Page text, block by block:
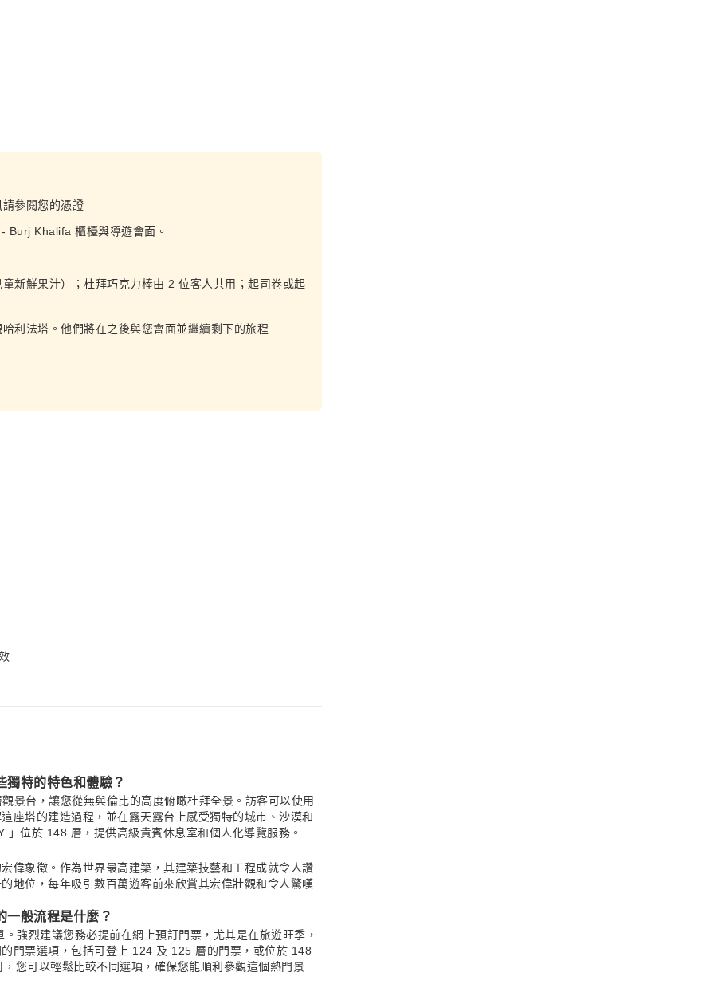
參閱您的憑證
Burj Khalifa 櫃檯與導遊會面。
新鮮果汁）；杜拜巧克力棒由 2 位客人共用；起司卷或起
利法塔。他們將在之後與您會面並繼續剩下的旅程
特的特色和體驗？
景台，讓您從無與倫比的高度俯瞰杜拜全景。訪客可以使用
座塔的建造過程，並在露天露台上感受獨特的城市、沙漠和
位於 148 層，提供高級貴賓休息室和個人化導覽服務。
偉象徵。作為世界最高建築，其建築技藝和工程成就令人讚
地位，每年吸引數百萬遊客前來欣賞其宏偉壯觀和令人驚嘆
般流程是什麼？
強烈建議您務必提前在網上預訂門票，尤其是在旅遊旺季，
門票選項，包括可登上 124 及 125 層的門票，或位於 148
您可以輕鬆比較不同選項，確保您能順利參觀這個熱門景